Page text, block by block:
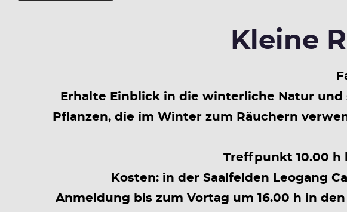
Kleine
Erhalte Einblick in die winterliche Natur
Pflanzen, die im Winter zum Räuchern
Treffpunkt 10.00 h
Kosten: in der Saalfelden Leogang
Anmeldung bis zum Vortag um 16.00 h in